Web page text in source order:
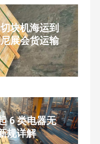
块机海运到
展会货运输
6 类电器无
规详解